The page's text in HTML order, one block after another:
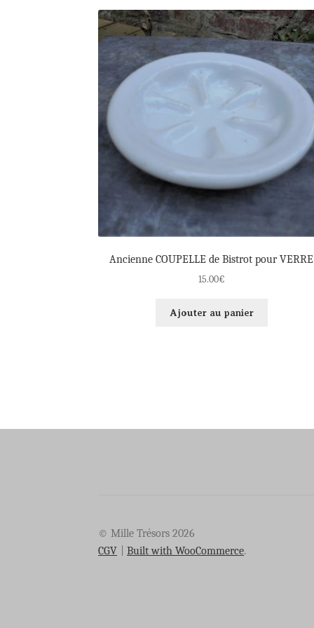
Ancienne COUPELLE de Bistrot pour VERRE
15.00€
Ajouter au panier
© Mille Trésors 2026
CGV
Built with WooCommerce.